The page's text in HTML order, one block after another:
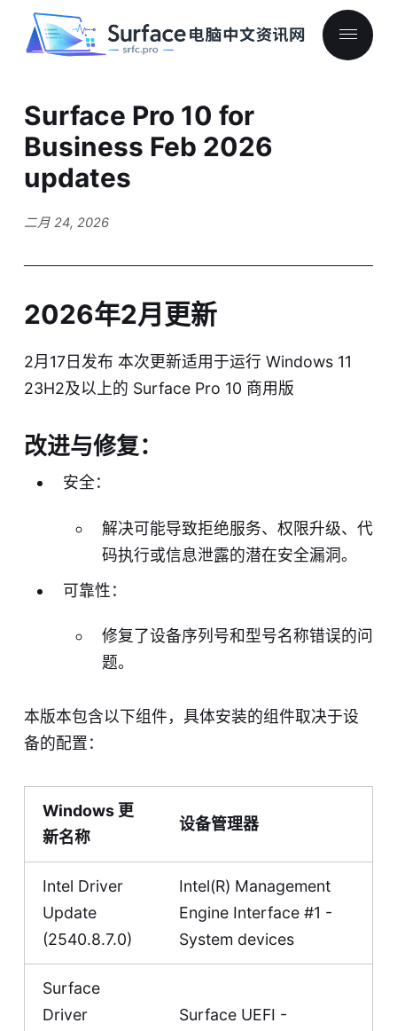
Surface Pro 10 for
Business Feb 2026
updates
二月 24, 2026
2026年2月更新
2月17日发布 本次更新适用于运行 Windows 11
23H2及以上的 Surface Pro 10 商用版
改进与修复：
安全：
解决可能导致拒绝服务、权限升级、代
码执行或信息泄露的潜在安全漏洞。
可靠性：
修复了设备序列号和型号名称错误的问
题。
本版本包含以下组件，具体安装的组件取决于设
备的配置：
Windows 更
新名称
设备管理器
Intel Driver
Update
(2540.8.7.0)
Intel(R) Management
Engine Interface #1 -
System devices
Surface
Driver
Surface UEFI -